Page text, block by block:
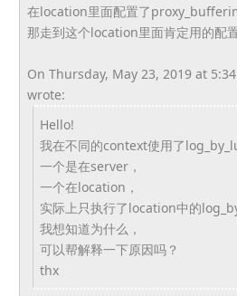
在location里面配置了
那走到这个location里面肯定用的配
On Thursday, May 23, 2019 at
wrote:
Hello!
我在不同的context使用了
一个是在server，
一个在location，
实际上只执行了location中的
我想知道为什么，
可以帮解释一下原因吗？
thx